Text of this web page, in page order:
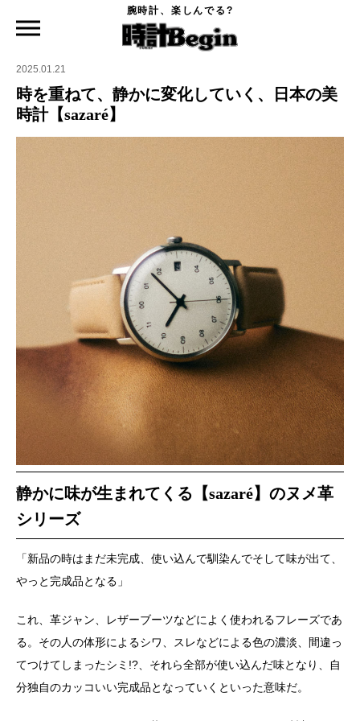
腕時計、楽しんでる?
時を重ねて、静かに変化していく、日本の美時計【sazaré】
2025.01.21
時を重ねて、静かに変化していく、日本の美
時計【sazaré】
静かに味が生まれてくる【sazaré】のヌメ革
シリーズ
「新品の時はまだ未完成、使い込んで馴染んでそして味が出て、
やっと完成品となる」
これ、革ジャン、レザーブーツなどによく使われるフレーズであ
る。その人の体形によるシワ、スレなどによる色の濃淡、間違っ
てつけてしまったシミ!?、それら全部が使い込んだ味となり、自
分独自のカッコいい完成品となっていくといった意味だ。